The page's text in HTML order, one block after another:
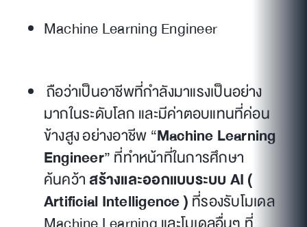
Machine Learning Engineer
ถือว่าเป็นอาชีพที่กำลังมาแรงเป็นอย่าง
มากในระดับโลก และมีค่าตอบแทนที่ค่อน
ข้างสูง อย่างอาชีพ “Machine Learning
Engineer” ที่ทำหน้าที่ในการศึกษา
ค้นคว้าสร้างและออกแบบระบบ AI (
Artificial Intelligence )ที่รองรับโมเดล